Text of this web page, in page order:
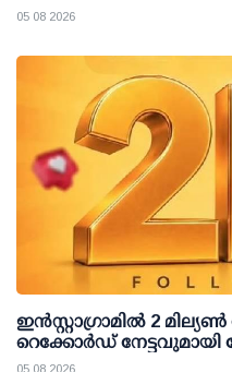
05 08 2026
ഇന്‍സ്റ്റാഗ്രാമില്‍ 2
റെക്കോര്‍ഡ്
05 08 2026